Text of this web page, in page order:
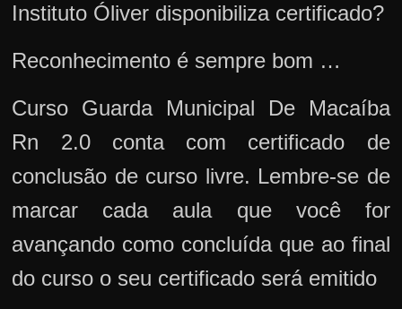
Instituto Óliver disponibiliza certificado?
Reconhecimento é sempre bom …
Curso Guarda Municipal De Macaíba
Rn 2.0 conta com certificado de
conclusão de curso livre. Lembre-se de
marcar cada aula que você for
avançando como concluída que ao final
do curso o seu certificado será emitido